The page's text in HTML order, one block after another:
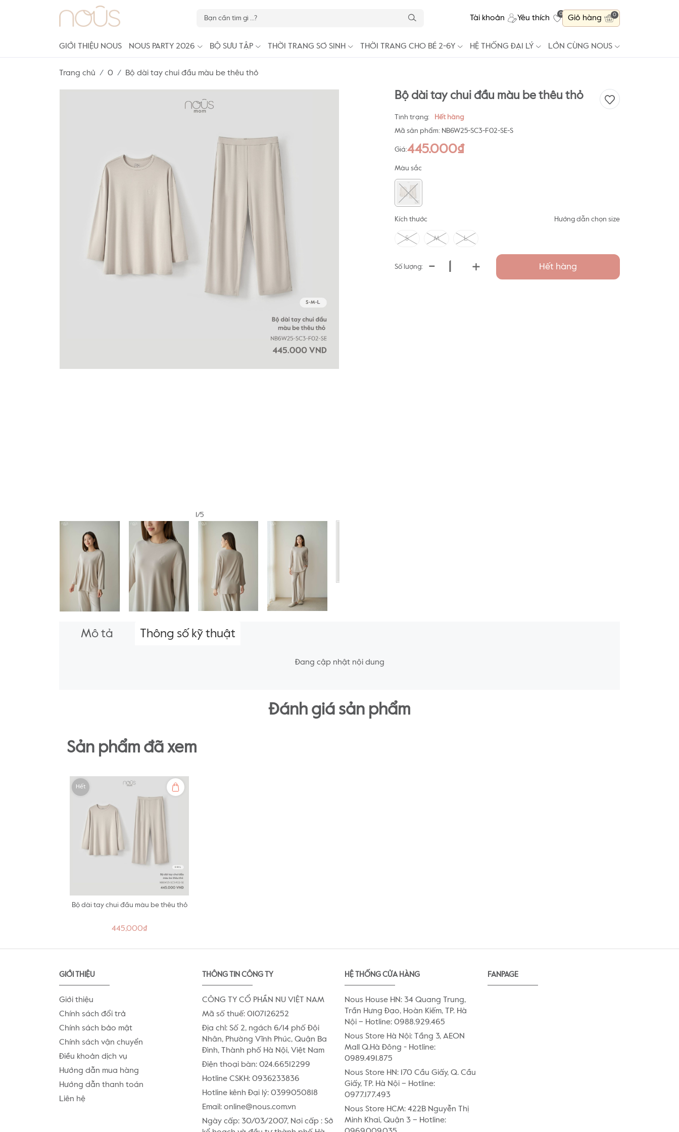
Tài khoản Yêu thích
0
Giỏ hàng 0
GIỚI THIỆU NOUS NOUS PARTY 2026 BỘ SƯU TẬP THỜI TRANG SƠ SINH THỜI TRANG CHO BÉ 2-6Y HỆ THỐNG ĐẠI LÝ LỚN CÙNG NOUS
Trang chủ 0 Bộ dài tay chui đầu màu be thêu thỏ
1/5
Bộ dài tay chui đầu màu be thêu thỏ
Tình trạng:
Hết hàng
Mã sản phẩm: NB6W25-SC3-F02-SE-S
Giá:445.000₫
Màu sắc
Kích thước Hướng dẫn chọn size
S M L
Số lượng: - + Hết hàng
Mô tả Thông số kỹ thuật
Đang cập nhật nội dung
Đánh giá sản phẩm
Sản phẩm đã xem
Hết
Bộ dài tay chui đầu màu be thêu thỏ
445,000₫
GIỚI THIỆU
Giới thiệu
Chính sách đổi trả
Chính sách bảo mật
Chính sách vận chuyển
Điều khoản dịch vụ
Hướng dẫn mua hàng
Hướng dẫn thanh toán
Liên hệ
THÔNG TIN CÔNG TY
CÔNG TY CỔ PHẦN NU VIỆT NAM
Mã số thuế: 0107126252
Địa chỉ: Số 2, ngách 6/14 phố Đội
Nhân, Phường Vĩnh Phúc, Quận Ba
Đình, Thành phố Hà Nội, Việt Nam
Điện thoại bàn: 024.66512299
Hotline CSKH: 0936233836
Hotline kênh Đại lý: 0399050818
Email: online@nous.com.vn
Ngày cấp: 30/03/2007, Nơi cấp : Sở
HỆ THỐNG CỬA HÀNG
Nous House HN: 34 Quang Trung,
Trần Hưng Đạo, Hoàn Kiếm, TP. Hà
Nội – Hotline: 0988.929.465
Nous Store Hà Nội: Tầng 3, AEON
Mall Q.Hà Đông - Hotline:
0989.491.875
Nous Store HN: 170 Cầu Giấy, Q. Cầu
Giấy, TP. Hà Nội – Hotline:
0977.177.493
Nous Store HCM: 422B Nguyễn Thị
Minh Khai, Quận 3 – Hotline:
FANPAGE